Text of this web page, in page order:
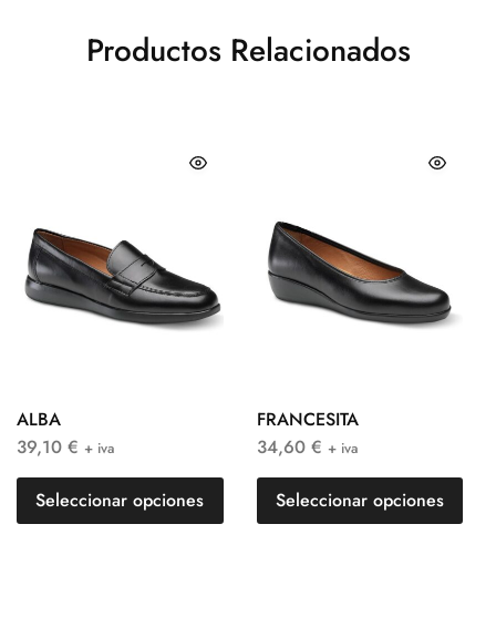
Productos Relacionados
ALBA
39,10 € + iva
Seleccionar opciones
FRANCESITA
34,60 € + iva
Seleccionar opciones